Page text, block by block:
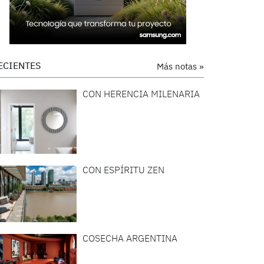
Más notas »
CON HERENCIA MILENARIA
CON ESPÍRITU ZEN
COSECHA ARGENTINA